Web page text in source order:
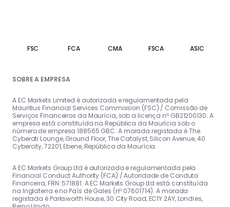
FSC FCA CMA FSCA ASIC
SOBRE A EMPRESA
A EC Markets Limited é autorizada e regulamentada pela
Mauritius Financial Services Commission (FSC) / Comissão de
Serviços Financeiros da Maurícia, sob a licença nº GB21200130. A
empresa está constituída na República da Maurícia sob o
número de empresa 188565 GBC. A morada registada é The
Cyberati Lounge, Ground Floor, The Catalyst, Silicon Avenue, 40
Cybercity, 72201, Ebene, República da Maurícia.
A EC Markets Group Ltd é autorizada e regulamentada pela
Financial Conduct Authority (FCA) / Autoridade de Conduta
Financeira, FRN: 571881. A EC Markets Group Ltd está constituída
na Inglaterra e no País de Gales (nº 07601714). A morada
registada é Parksworth House, 30 City Road, EC1Y 2AY, Londres,